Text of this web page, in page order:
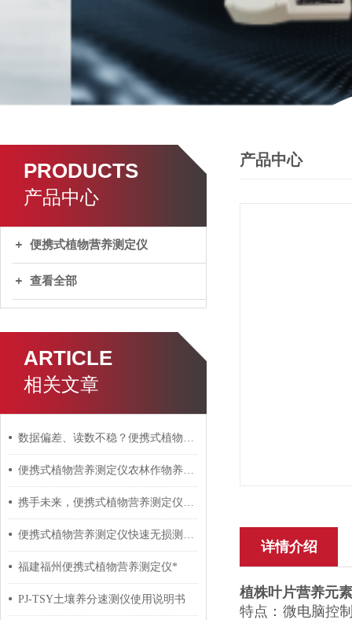
PRODUCTS
产品中心
便携式植物营养测定仪
查看全部
ARTICLE
相关文章
数据偏差、读数不稳？便携式植物营养测定仪故障排查方法
便携式植物营养测定仪农林作物养分监测优选设备
携手未来，便携式植物营养测定仪助力农业现代化
便携式植物营养测定仪快速无损测试植物的三种养分信息
福建福州便携式植物营养测定仪*
PJ-TSY土壤养分速测仪使用说明书
产品中心
详情介绍
植株叶片营养元
特点：微电脑控